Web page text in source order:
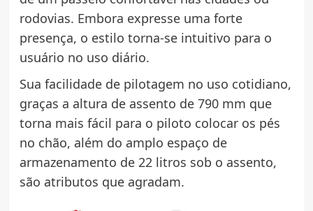
rodovias. Embora expresse uma forte
presença, o estilo torna-se intuitivo para o
usuário no uso diário.
Sua facilidade de pilotagem no uso cotidiano,
graças a altura de assento de 790 mm que
torna mais fácil para o piloto colocar os pés
no chão, além do amplo espaço de
armazenamento de 22 litros sob o assento,
são atributos que agradam.